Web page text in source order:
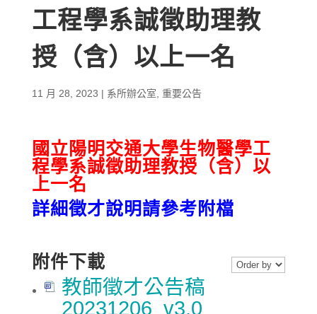
工程學系誠徵助理教
授（含）以上一名
11 月 28, 2023 | 系所辦公室 重要公告
國立陽明交通大學生物醫學工
程學系誠徵助理教授（含）以
上一名
詳細徵才說明請參考附檔
附件下載
教師徵才公告稿
20231206_v3.0